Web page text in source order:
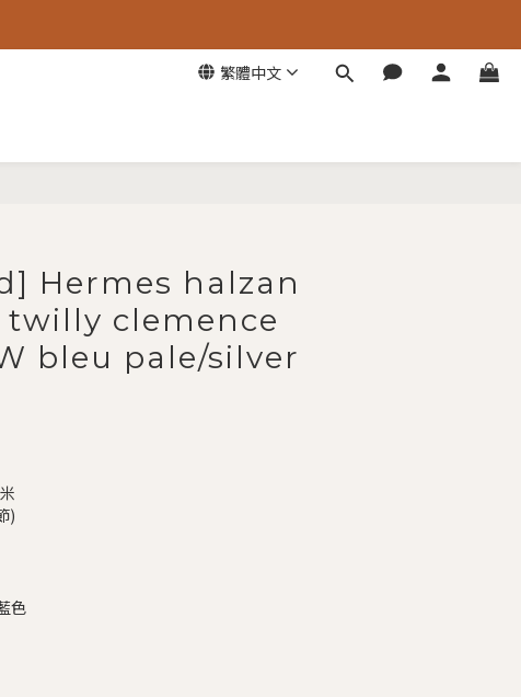
繁體中文
Hermes halzan
clemence
bleu pale/silver
)
色